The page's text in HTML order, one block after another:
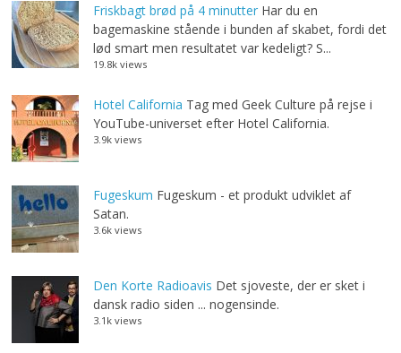
Friskbagt brød på 4 minutter Har du en
bagemaskine stående i bunden af skabet, fordi det
lød smart men resultatet var kedeligt? S...
19.8k views
Hotel California Tag med Geek Culture på rejse i
YouTube-universet efter Hotel California.
3.9k views
Fugeskum Fugeskum - et produkt udviklet af
Satan.
3.6k views
Den Korte Radioavis Det sjoveste, der er sket i
dansk radio siden ... nogensinde.
3.1k views